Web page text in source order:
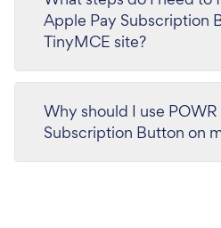
Apple Pay Subscription
TinyMCE site?
Why should I use
Subscription Button on